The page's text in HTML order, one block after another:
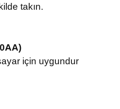
takın.
için uygundur